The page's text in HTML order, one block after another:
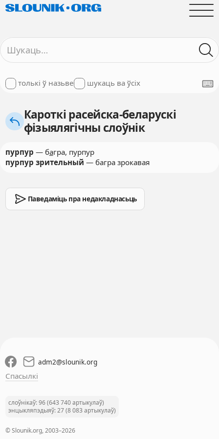
толькі ў назьве шукаць ва ўсіх
Кароткі расейска-беларускі
фізыялягічны слоўнік
пурпур — багра, пурпур
пурпур зрительный — багра зрокавая
Паведаміць пра недакладнасьць
adm2@slounik.org
Спасылкі
слоўнікаў: 96 (643 740 артыкулаў)
энцыкляпэдыяў: 27 (8 083 артыкулаў)
© Slounik.org, 2003–2026